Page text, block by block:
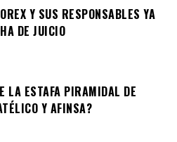
Y SUS RESPONSABLES YA
DE JUICIO
LA ESTAFA PIRAMIDAL DE
Y AFINSA?